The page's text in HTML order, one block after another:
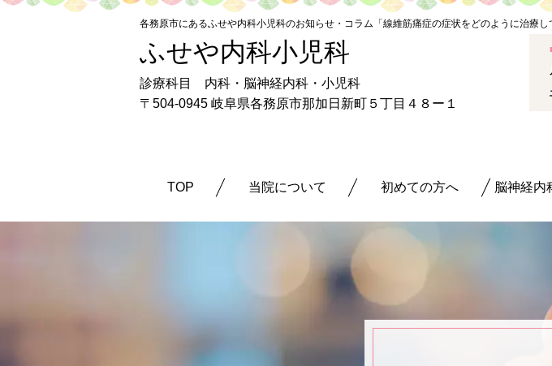
各務原市にあるふせや内科小児科のお知らせ・コラム「線維筋痛症の症状をどのように治療し
ふせや内科小児科
診療科目 内科・脳神経内科・小児科
〒504-0945 岐阜県各務原市那加日新町５丁目４８ー１
TOP 当院について 初めての方へ 脳神経内